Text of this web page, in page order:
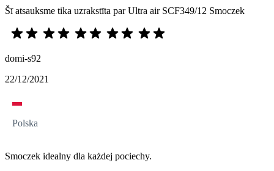
Šī atsauksme tika uzrakstīta par Ultra air SCF349/12 Smoczek
domi-s92
22/12/2021
Polska
Smoczek idealny dla każdej pociechy.